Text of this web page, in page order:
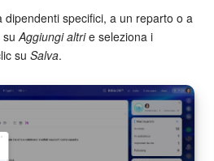
specifici, a un reparto o a
Aggiungi altrie seleziona i
su Salva.